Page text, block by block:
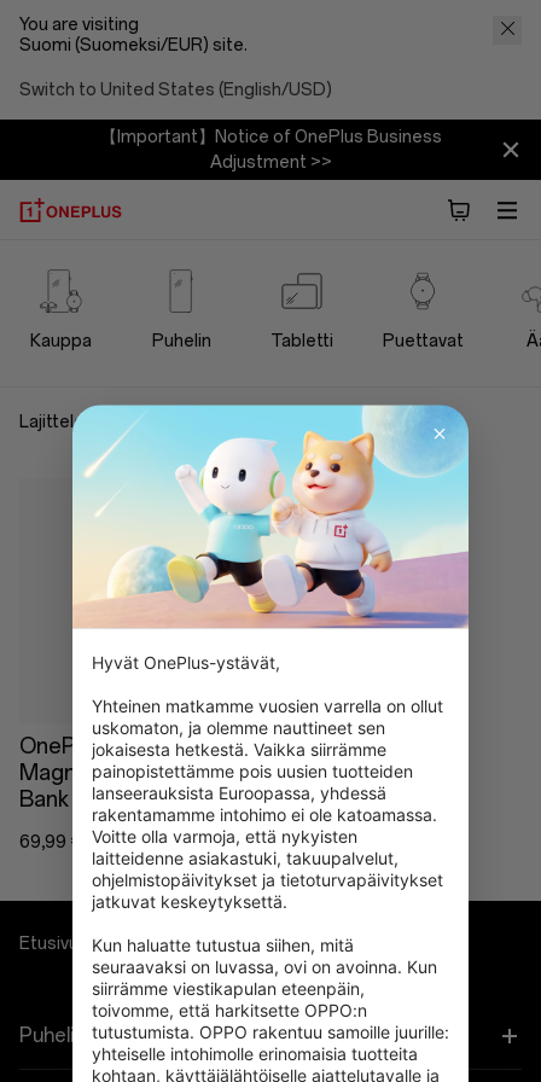
You are visiting
Suomi (Suomeksi/EUR) site.
Switch to United States (English/USD)
【Important】Notice of OnePlus Business
Adjustment >>
OnePlus
Power
Store
Kauppa Puhelin Tabletti Puettavat
Lajittele ja suodata
Loppu varastosta
OnePlus 22.5W
Magnetic Ring Power
Bank
69,99 €
Etusivu Power & Cables
Puhelimet
Hyvät OnePlus-ystävät,
Yhteinen matkamme vuosien varrella on ollut
uskomaton, ja olemme nauttineet sen
jokaisesta hetkestä. Vaikka siirrämme
painopistettämme pois uusien tuotteiden
lanseerauksista Euroopassa, yhdessä
rakentamamme intohimo ei ole katoamassa.
Voitte olla varmoja, että nykyisten
laitteidenne asiakastuki, takuupalvelut,
ohjelmistopäivitykset ja tietoturvapäivitykset
jatkuvat keskeytyksettä.
Kun haluatte tutustua siihen, mitä
seuraavaksi on luvassa, ovi on avoinna. Kun
siirrämme viestikapulan eteenpäin,
toivomme, että harkitsette OPPO:n
tutustumista. OPPO rakentuu samoille juurille:
yhteiselle intohimolle erinomaisia tuotteita
kohtaan, käyttäjälähtöiselle ajattelutavalle ja